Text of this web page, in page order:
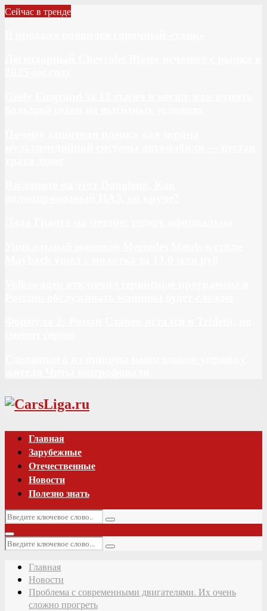
Сейчас в тренде
Vk
Главная
Зарубежные
Отечественные
Новости
Полезно знать
Искать:
Поиск
Основное
меню
Искать:
Поиск
Главная
Новости
Проблема с современными двигателями. Их очень
сложно прогреть